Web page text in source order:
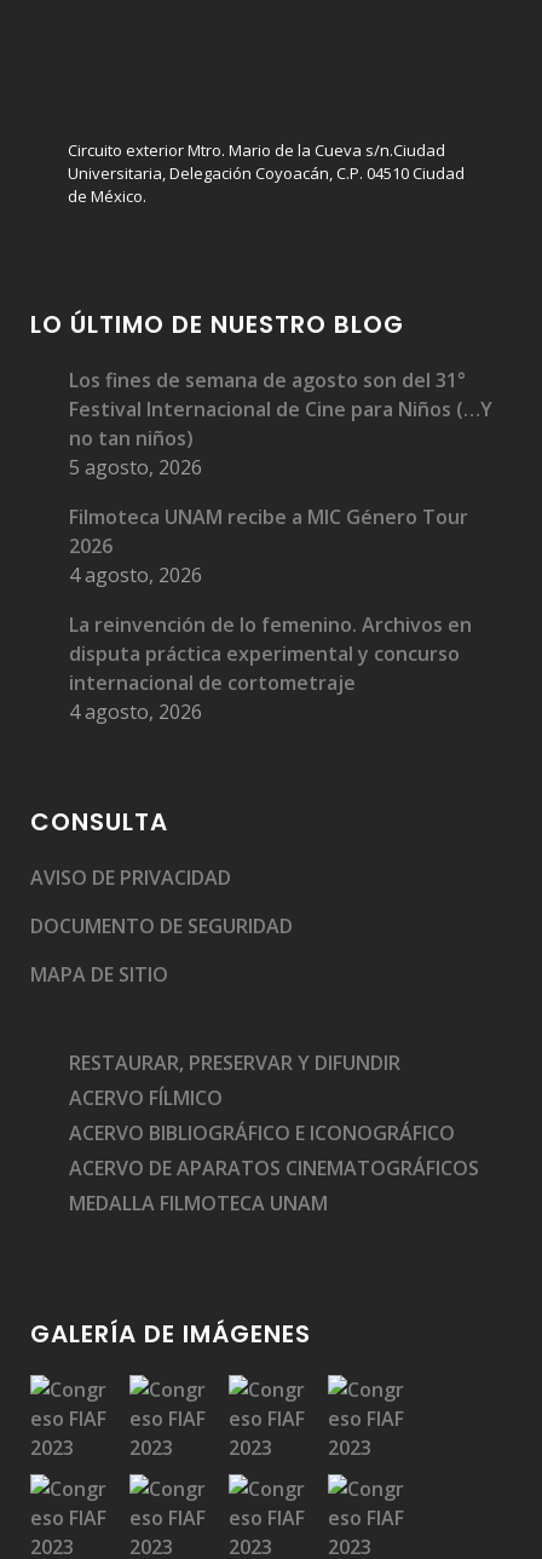
Circuito exterior Mtro. Mario de la Cueva s/n.Ciudad
Universitaria, Delegación Coyoacán, C.P. 04510 Ciudad
de México.
LO ÚLTIMO DE NUESTRO BLOG
Los fines de semana de agosto son del 31°
Festival Internacional de Cine para Niños (…Y
no tan niños)
5 agosto, 2026
Filmoteca UNAM recibe a MIC Género Tour
2026
4 agosto, 2026
La reinvención de lo femenino. Archivos en
disputa práctica experimental y concurso
internacional de cortometraje
4 agosto, 2026
CONSULTA
AVISO DE PRIVACIDAD
DOCUMENTO DE SEGURIDAD
MAPA DE SITIO
RESTAURAR, PRESERVAR Y DIFUNDIR
ACERVO FÍLMICO
ACERVO BIBLIOGRÁFICO E ICONOGRÁFICO
ACERVO DE APARATOS CINEMATOGRÁFICOS
MEDALLA FILMOTECA UNAM
GALERÍA DE IMÁGENES